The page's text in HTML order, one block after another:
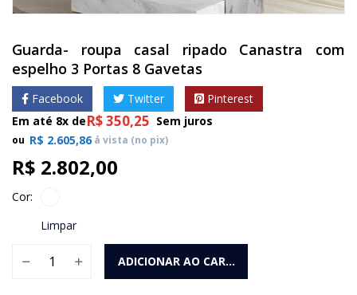
Guarda- roupa casal ripado Canastra com
espelho 3 Portas 8 Gavetas
Facebook Twitter
Pinterest
Em até 8x deR$350,25 Sem juros
ou R$ 2.605,86 á vista (no pix)
R$ 2.802,00
Cor
Limpar
ADICIONAR AO CARRINHO